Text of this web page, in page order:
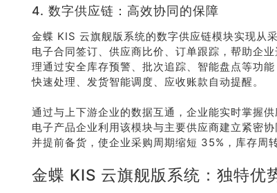
销售
热线
400-178-
3238
在线沟
通
4. 数字供应链：高效协同的保障
金蝶 KIS 云旗舰版系统的数字供应链模块实现从
电子合同签订、供应商比价、订单跟踪，帮助企
理通过安全库存预警、批次追踪、智能盘点等功
快速处理、发货智能调度、应收账款自动提醒。
通过与上下游企业的数据互通，企业能实时掌握
电子产品企业利用该模块与主要供应商建立紧密
并提前备货，使企业采购周期缩短 35%，库存周
金蝶 KIS 云旗舰版系统：独特优